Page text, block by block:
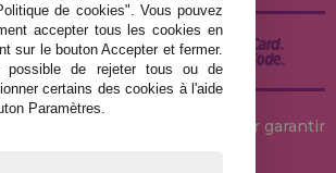
des stocks permanents pour garantir
de cookies". Vous pouvez
accepter tous les cookies en
sur le bouton Accepter et fermer.
possible de rejeter tous ou de
certains des cookies à l'aide
Paramètres.